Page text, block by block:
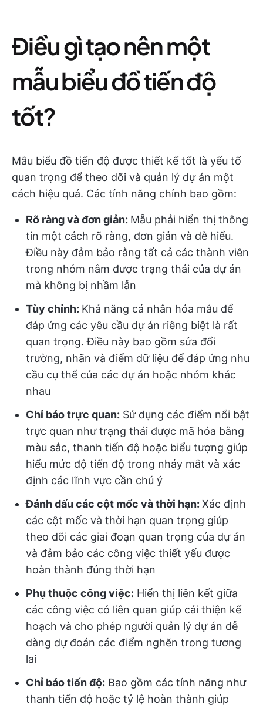
Điều gì tạo nên một
mẫu biểu đồ tiến độ
tốt?
Mẫu biểu đồ tiến độ được thiết kế tốt là yếu tố
quan trọng để theo dõi và quản lý dự án một
cách hiệu quả. Các tính năng chính bao gồm:
Rõ ràng và đơn giản: Mẫu phải hiển thị thông
tin một cách rõ ràng, đơn giản và dễ hiểu.
Điều này đảm bảo rằng tất cả các thành viên
trong nhóm nắm được trạng thái của dự án
mà không bị nhầm lẫn
Tùy chỉnh: Khả năng cá nhân hóa mẫu để
đáp ứng các yêu cầu dự án riêng biệt là rất
quan trọng. Điều này bao gồm sửa đổi
trường, nhãn và điểm dữ liệu để đáp ứng nhu
cầu cụ thể của các dự án hoặc nhóm khác
nhau
Chỉ báo trực quan: Sử dụng các điểm nổi bật
trực quan như trạng thái được mã hóa bằng
màu sắc, thanh tiến độ hoặc biểu tượng giúp
hiểu mức độ tiến độ trong nháy mắt và xác
định các lĩnh vực cần chú ý
Đánh dấu các cột mốc và thời hạn: Xác định
các cột mốc và thời hạn quan trọng giúp
theo dõi các giai đoạn quan trọng của dự án
và đảm bảo các công việc thiết yếu được
hoàn thành đúng thời hạn
Phụ thuộc công việc: Hiển thị liên kết giữa
các công việc có liên quan giúp cải thiện kế
hoạch và cho phép người quản lý dự án dễ
dàng dự đoán các điểm nghẽn trong tương
lai
Chỉ báo tiến độ: Bao gồm các tính năng như
thanh tiến độ hoặc tỷ lệ hoàn thành giúp